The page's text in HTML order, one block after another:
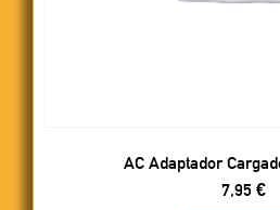
AC Adaptador
7,95 €